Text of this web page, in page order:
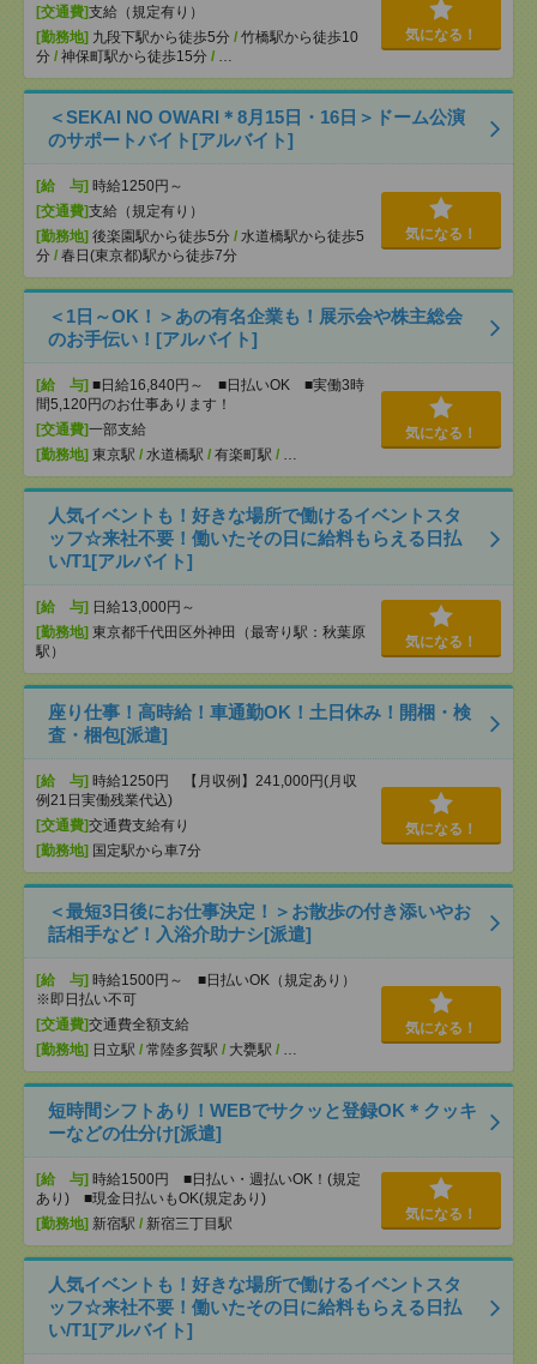
[交通費]支給（規定有り）
[勤務地] 九段下駅から徒歩5分 / 竹橋駅から徒歩10
分 / 神保町駅から徒歩15分 / …
気になる！
＜SEKAI NO OWARI＊8月15日・16日＞ドーム公演
のサポートバイト[アルバイト]
[給 与] 時給1250円～
[交通費]支給（規定有り）
[勤務地] 後楽園駅から徒歩5分 / 水道橋駅から徒歩5
分 / 春日(東京都)駅から徒歩7分
気になる！
＜1日～OK！＞あの有名企業も！展示会や株主総会
のお手伝い！[アルバイト]
[給 与] ■日給16,840円～ ■日払いOK ■実働3時
間5,120円のお仕事あります！
[交通費]一部支給
[勤務地] 東京駅 / 水道橋駅 / 有楽町駅 / …
気になる！
人気イベントも！好きな場所で働けるイベントスタ
ッフ☆来社不要！働いたその日に給料もらえる日払
い/T1[アルバイト]
[給 与] 日給13,000円～
[勤務地] 東京都千代田区外神田（最寄り駅：秋葉原
駅）
気になる！
座り仕事！高時給！車通勤OK！土日休み！開梱・検
査・梱包[派遣]
[給 与] 時給1250円 【月収例】241,000円(月収
例21日実働残業代込)
[交通費]交通費支給有り
[勤務地] 国定駅から車7分
気になる！
＜最短3日後にお仕事決定！＞お散歩の付き添いやお
話相手など！入浴介助ナシ[派遣]
[給 与] 時給1500円～ ■日払いOK（規定あり）
※即日払い不可
[交通費]交通費全額支給
[勤務地] 日立駅 / 常陸多賀駅 / 大甕駅 / …
気になる！
短時間シフトあり！WEBでサクッと登録OK＊クッキ
ーなどの仕分け[派遣]
[給 与] 時給1500円 ■日払い・週払いOK！(規定
あり) ■現金日払いもOK(規定あり)
[勤務地] 新宿駅 / 新宿三丁目駅
気になる！
人気イベントも！好きな場所で働けるイベントスタ
ッフ☆来社不要！働いたその日に給料もらえる日払
い/T1[アルバイト]